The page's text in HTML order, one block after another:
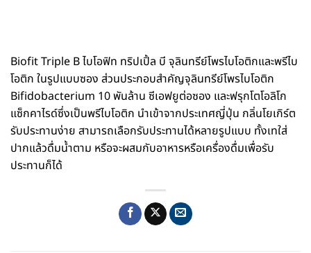
Biofit Triple B ไบโอฟิท ทริปเปิ้ล บี จุลินทรีย์โพรไบโอติกและพรีไบ
โอติก ในรูปแบบซอง ส่วนประกอบสำคัญจุลินทรีย์โพรไบโอติก
Bifidobacterium 10 พันล้าน ซีเอฟยูต่อซอง และฟรุกโตโอลิโก
แซ็กคาไรด์ซึ่งเป็นพรีไบโอติก นำเข้าจากประเทศญี่ปุ่น กลิ่นโยเกิร์ต
รับประทานง่าย สามารถเลือกรับประทานได้หลายรูปแบบ ทั้งเทใส่
ปากแล้วดื่มน้ำตาม หรือจะผสมกับอาหารหรือเครื่องดื่มเพื่อรับ
ประทานก็ได้